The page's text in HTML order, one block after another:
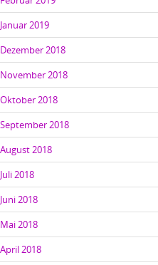
Januar 2019
Dezember 2018
November 2018
Oktober 2018
September 2018
August 2018
Juli 2018
Juni 2018
Mai 2018
April 2018